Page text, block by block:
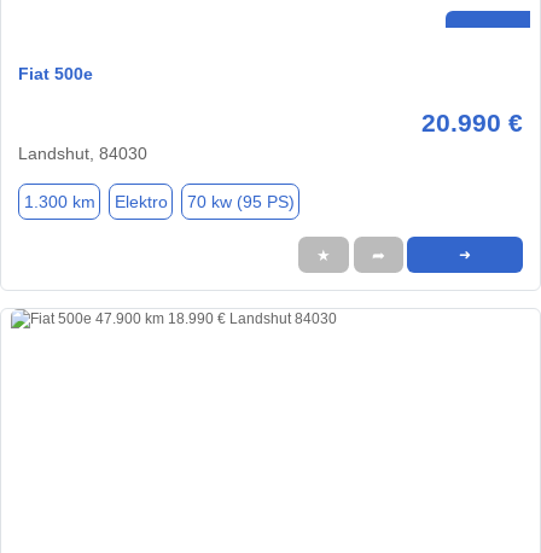
Fiat 500e
20.990 €
Landshut, 84030
1.300 km Elektro 70 kw (95 PS)
★ ➦ ➜